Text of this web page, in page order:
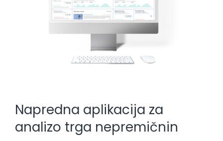
Napredna aplikacija za
analizo trga nepremičnin